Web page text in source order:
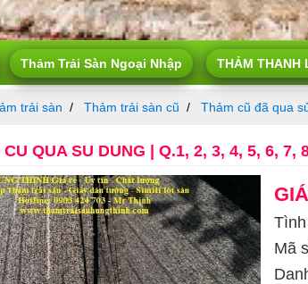
Thảm Trải Sàn Ngoại Nhập THẢM THANH
trải sàn Thảm trải sàn cũ Thảm cũ đã qua
QUA SU DUNG | Q.1, 2, 3, 4, 5, 6, 7,
Mã